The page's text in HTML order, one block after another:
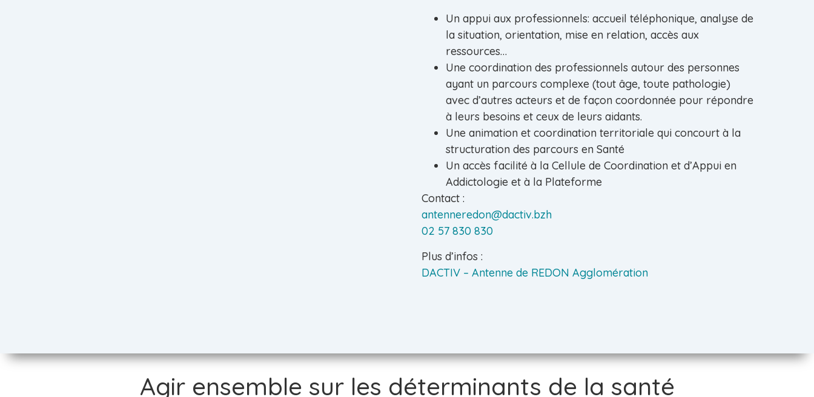
Un appui aux professionnels: accueil téléphonique, analyse de
la situation, orientation, mise en relation, accès aux
ressources…
Une coordination des professionnels autour des personnes
ayant un parcours complexe (tout âge, toute pathologie)
avec d’autres acteurs et de façon coordonnée pour répondre
à leurs besoins et ceux de leurs aidants.
Une animation et coordination territoriale qui concourt à la
structuration des parcours en Santé
Un accès facilité à la Cellule de Coordination et d’Appui en
Addictologie et à la Plateforme
Contact :
antenneredon@dactiv.bzh
02 57 830 830
Plus d’infos :
DACTIV – Antenne de REDON Agglomération
Agir ensemble sur les déterminants de la santé